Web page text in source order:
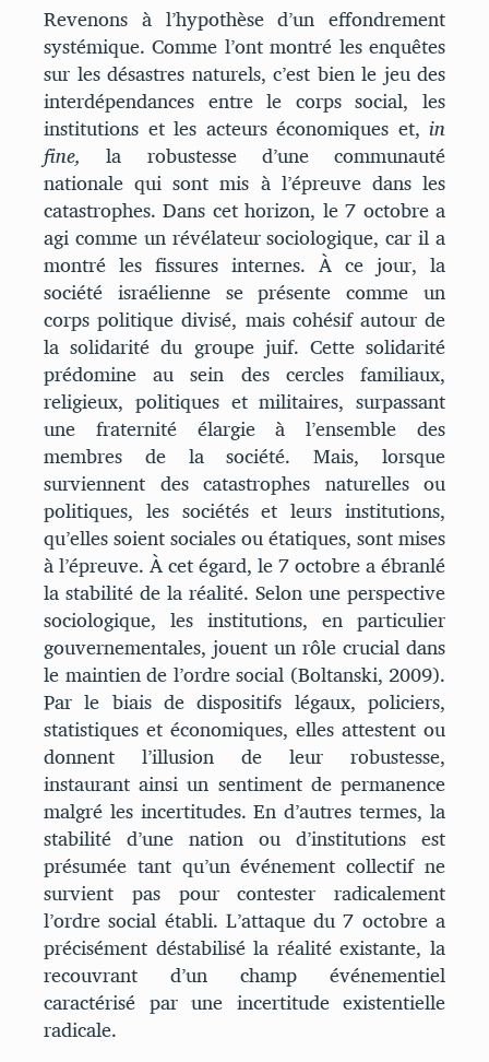
Revenons à l’hypothèse d’un effondrement
systémique. Comme l’ont montré les enquêtes
sur les désastres naturels, c’est bien le jeu des
interdépendances entre le corps social, les
institutions et les acteurs économiques et, in
fine,la robustesse d’une communauté
nationale qui sont mis à l’épreuve dans les
catastrophes. Dans cet horizon, le 7 octobre a
agi comme un révélateur sociologique, car il a
montré les fissures internes. À ce jour, la
société israélienne se présente comme un
corps politique divisé, mais cohésif autour de
la solidarité du groupe juif. Cette solidarité
prédomine au sein des cercles familiaux,
religieux, politiques et militaires, surpassant
une fraternité élargie à l’ensemble des
membres de la société. Mais, lorsque
surviennent des catastrophes naturelles ou
politiques, les sociétés et leurs institutions,
qu’elles soient sociales ou étatiques, sont mises
à l’épreuve. À cet égard, le 7 octobre a ébranlé
la stabilité de la réalité. Selon une perspective
sociologique, les institutions, en particulier
gouvernementales, jouent un rôle crucial dans
le maintien de l’ordre social (Boltanski, 2009).
Par le biais de dispositifs légaux, policiers,
statistiques et économiques, elles attestent ou
donnent l’illusion de leur robustesse,
instaurant ainsi un sentiment de permanence
malgré les incertitudes. En d’autres termes, la
stabilité d’une nation ou d’institutions est
présumée tant qu’un événement collectif ne
survient pas pour contester radicalement
l’ordre social établi. L’attaque du 7 octobre a
précisément déstabilisé la réalité existante, la
recouvrant d’un champ événementiel
caractérisé par une incertitude existentielle
radicale.